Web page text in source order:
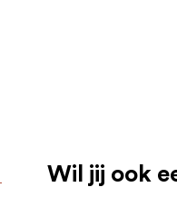
Wil jij ook